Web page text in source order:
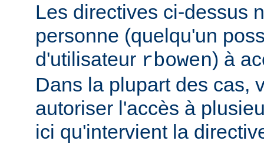
Les directives ci-dessus
personne (quelqu'un
d'utilisateur rbowen) à
Dans la plupart des cas,
autoriser l'accès à
ici qu'intervient la